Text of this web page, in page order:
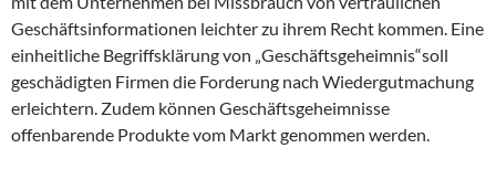
Geschäftsinformationen leichter zu ihrem Recht kommen. Eine
einheitliche Begriffsklärung von „Geschäftsgeheimnis“soll
geschädigten Firmen die Forderung nach Wiedergutmachung
erleichtern. Zudem können Geschäftsgeheimnisse
offenbarende Produkte vom Markt genommen werden.